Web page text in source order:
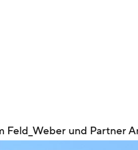
Feld_Weber und Partner